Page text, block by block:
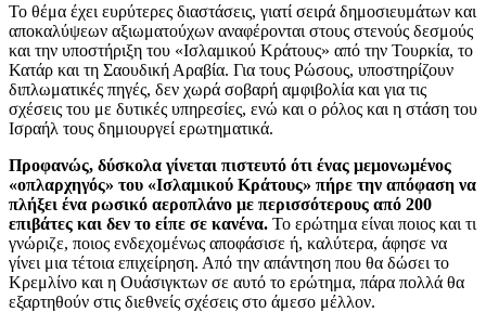
Το θέμα έχει ευρύτερες διαστάσεις, γιατί σειρά δημοσιευμάτων και
αποκαλύψεων αξιωματούχων αναφέρονται στους στενούς δεσμούς
και την υποστήριξη του «Ισλαμικού Κράτους» από την Τουρκία, το
Κατάρ και τη Σαουδική Αραβία. Για τους Ρώσους, υποστηρίζουν
διπλωματικές πηγές, δεν χωρά σοβαρή αμφιβολία και για τις
σχέσεις του με δυτικές υπηρεσίες, ενώ και ο ρόλος και η στάση του
Ισραήλ τους δημιουργεί ερωτηματικά.
Προφανώς, δύσκολα γίνεται πιστευτό ότι ένας μεμονωμένος
«οπλαρχηγός» του «Ισλαμικού Κράτους» πήρε την απόφαση να
πλήξει ένα ρωσικό αεροπλάνο με περισσότερους από 200
επιβάτες και δεν το είπε σε κανένα. Το ερώτημα είναι ποιος και τι
γνώριζε, ποιος ενδεχομένως αποφάσισε ή, καλύτερα, άφησε να
γίνει μια τέτοια επιχείρηση. Από την απάντηση που θα δώσει το
Κρεμλίνο και η Ουάσιγκτων σε αυτό το ερώτημα, πάρα πολλά θα
εξαρτηθούν στις διεθνείς σχέσεις στο άμεσο μέλλον.